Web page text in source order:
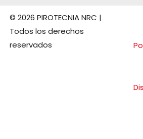
© 2026 PIROTECNIA NRC |
Todos los derechos
reservados